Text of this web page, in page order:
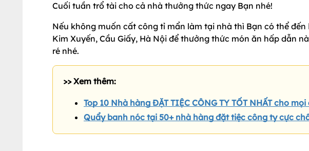
Cuối tuần trổ tài cho cả nhà thưởng thức ngay Bạn nhé!
Nếu không muốn cất công tỉ mẩn làm tại nhà thì Bạn có thể đến
Kim Xuyến, Cầu Giấy, Hà Nội để thưởng thức món ăn hấp dẫn
ré nhé.
>> Xem thêm:
Top 10 Nhà hàng ĐẶT TIỆC CÔNG TY TỐT NHẤT cho
Quẩy banh nóc tại 50+ nhà hàng đặt tiệc công ty cực